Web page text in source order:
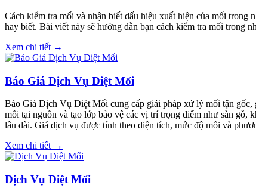
Cách kiểm tra mối và nhận biết dấu hiệu xuất hiện của mối
hay biết. Bài viết này sẽ hướng dẫn bạn cách kiểm tra mối trong
Xem chi tiết →
Báo Giá Dịch Vụ Diệt Mối
Báo Giá Dịch Vụ Diệt Mối cung cấp giải pháp xử lý mối tận
mối tại nguồn và tạo lớp bảo vệ các vị trí trọng điểm như sàn gỗ,
lâu dài. Giá dịch vụ được tính theo diện tích, mức độ mối và
Xem chi tiết →
Dịch Vụ Diệt Mối